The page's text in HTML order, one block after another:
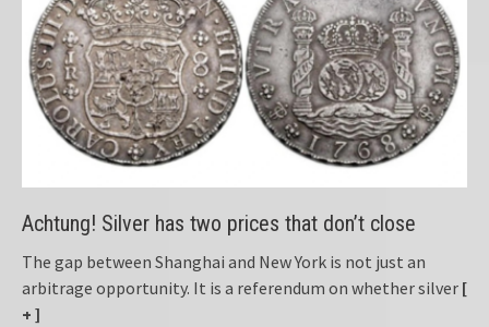
Achtung! Silver has two prices that don’t close
The gap between Shanghai and New York is not just an
arbitrage opportunity. It is a referendum on whether silver [
+ ]